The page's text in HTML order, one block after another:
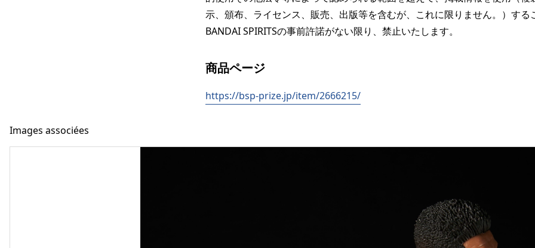
示、頒布、ライセンス、販売、出版等を含むが、これに限りません。）する
BANDAI SPIRITSの事前許諾がない限り、禁止いたします。
商品ページ
https://bsp-prize.jp/item/2666215/
Images associées